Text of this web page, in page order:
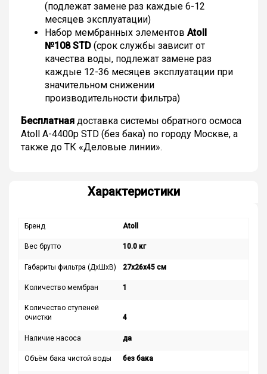
(подлежат замене раз каждые 6-12
месяцев эксплуатации)
Набор мембранных элементов Atoll
№108 STD (срок службы зависит от
качества воды, подлежат замене раз
каждые 12-36 месяцев эксплуатации при
значительном снижении
производительности фильтра)
Бесплатная доставка системы обратного осмоса
Atoll A-4400p STD (без бака) по городу Москве, а
также до ТК «Деловые линии».
Характеристики
Бренд Atoll
Вес брутто 10.0 кг
Габариты фильтра (ДхШхВ) 27х26х45 см
Количество мембран 1
Количество ступеней
очистки
4
Наличие насоса да
Объём бака чистой воды без бака